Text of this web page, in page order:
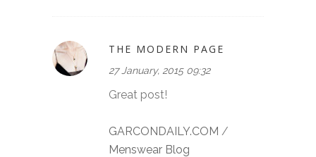
THE MODERN PAGE
27 January, 2015 09:32
Great post!
GARCONDAILY.COM /
Menswear Blog